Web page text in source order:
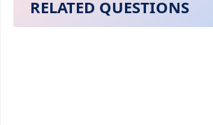
RELATED QUESTIONS